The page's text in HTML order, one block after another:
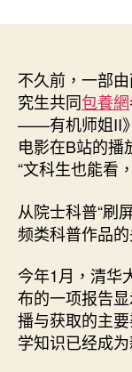
不久前，一部
究生共同包養網
——有机师姐II
电影在B站的播
“文科生也能看
从院士科普“刷
频类科普作品
今年1月，清华
布的一项报告
播与获取的主
学知识已经成为